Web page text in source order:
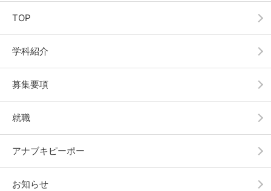
TOP
学科紹介
募集要項
就職
アナブキピーポー
お知らせ